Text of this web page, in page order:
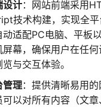
设计：网站前端采用
技术构建，实现全平
动适配PC电脑、平板
屏幕，确保用户在任
与交互体验。
管理：提供清晰易用
可以对所有内容（文